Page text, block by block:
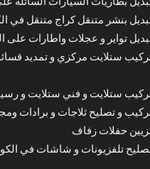
بنشر متنقل كراج متنقل في
تواير و عجلات واطارات على
ستلايت مركزي و تمديد
ستلايت و فني ستلايت و
و تصليح ثلاجات و برادات
حفلات زفاف
تلفزيونات و شاشات في